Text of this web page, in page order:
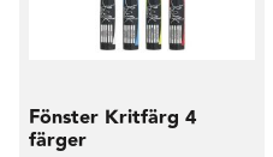
Fönster Kritfärg 4
färger